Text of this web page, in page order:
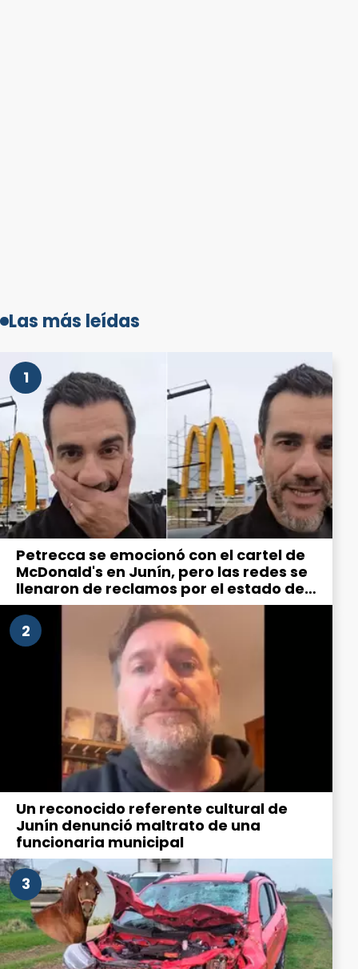
Las más leídas
1
Petrecca se emocionó con el cartel de
McDonald's en Junín, pero las redes se
llenaron de reclamos por el estado de
la ciudad
2
Un reconocido referente cultural de
Junín denunció maltrato de una
funcionaria municipal
3